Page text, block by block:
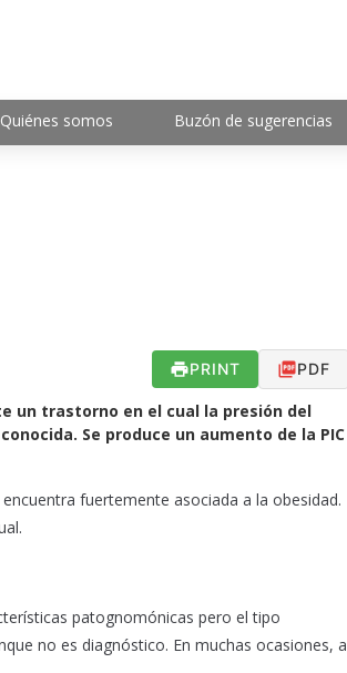
Quiénes somos Buzón de sugerencias
PRINT PDF
un trastorno en el cual la presión del
Se produce un aumento de la PIC
fuertemente asociada a la obesidad.
patognomónicas pero el tipo
no es diagnóstico. En muchas ocasiones, a